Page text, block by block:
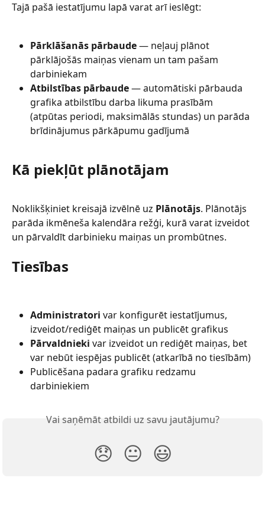
Tajā pašā iestatījumu lapā varat arī ieslēgt:
Pārklāšanās pārbaude — neļauj plānot
pārklājošās maiņas vienam un tam pašam
darbiniekam
Atbilstības pārbaude — automātiski pārbauda
grafika atbilstību darba likuma prasībām
(atpūtas periodi, maksimālās stundas) un parāda
brīdinājumus pārkāpumu gadījumā
Kā piekļūt plānotājam
Noklikšķiniet kreisajā izvēlnē uz Plānotājs. Plānotājs
parāda ikmēneša kalendāra režģi, kurā varat izveidot
un pārvaldīt darbinieku maiņas un prombūtnes.
Tiesības
Administratori var konfigurēt iestatījumus,
izveidot/rediģēt maiņas un publicēt grafikus
Pārvaldnieki var izveidot un rediģēt maiņas, bet
var nebūt iespējas publicēt (atkarībā no tiesībām)
Publicēšana padara grafiku redzamu
darbiniekiem
Vai saņēmāt atbildi uz savu jautājumu?
😞 😐 😃